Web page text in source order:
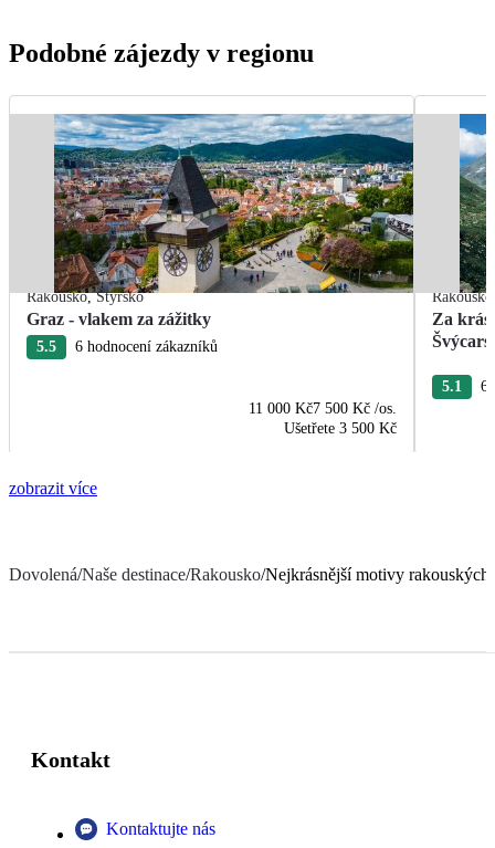
Podobné zájezdy v regionu
Rakousko,Štýrsko
Graz - vlakem za zážitky
5.5 6 hodnocení zákazníků
11 000 Kč7 500 Kč /os.
Ušetřete 3 500 Kč
Rakousko
Za
5.1
zobrazit více
Dovolená/Naše destinace/Rakousko/Nejkrásnější motivy rakouských
Kontakt
Kontaktujte nás